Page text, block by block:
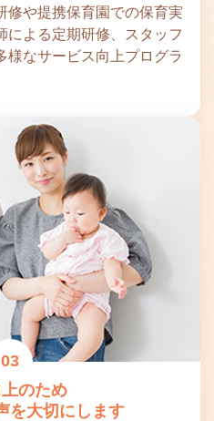
修や提携保育園での保育実
による定期研修、スタッフ
様なサービス向上プログラ
03
のため
を大切にします